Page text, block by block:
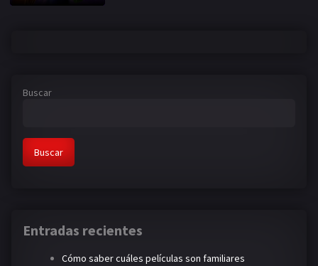
Buscar
Buscar
Entradas recientes
Cómo saber cuáles películas son familiares